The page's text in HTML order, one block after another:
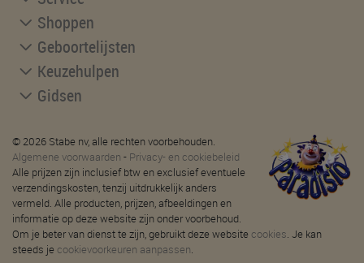
Shoppen
Geboortelijsten
Keuzehulpen
Gidsen
© 2026 Stabe nv, alle rechten voorbehouden.
Algemene voorwaarden - Privacy- en cookiebeleid
Alle prijzen zijn inclusief btw en exclusief eventuele
verzendingskosten, tenzij uitdrukkelijk anders
vermeld. Alle producten, prijzen, afbeeldingen en
informatie op deze website zijn onder voorbehoud.
Om je beter van dienst te zijn, gebruikt deze website cookies. Je kan
steeds je cookievoorkeuren aanpassen.